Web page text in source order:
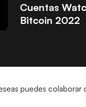
Cuentas
Bitcoin 2022
puedes colaborar